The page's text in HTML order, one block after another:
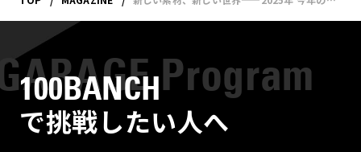
100BANCH
で挑戦したい人へ